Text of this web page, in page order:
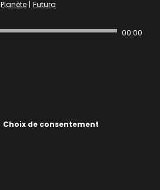
Planète | Futura
00:00
Choix de consentement